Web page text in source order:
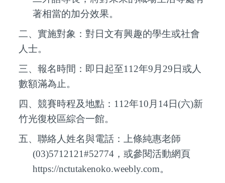
著相當的加分效果。
二、實施對象：對日文有興趣的學生或社會
人士。
三、報名時間：即日起至112年9月29日或人
數額滿為止。
四、競賽時程及地點：112年10月14日(六)新
竹光復校區綜合一館。
五、聯絡人姓名與電話：上條純惠老師
(03)5712121#52774，或參閱活動網頁
https://nctutakenoko.weebly.com。